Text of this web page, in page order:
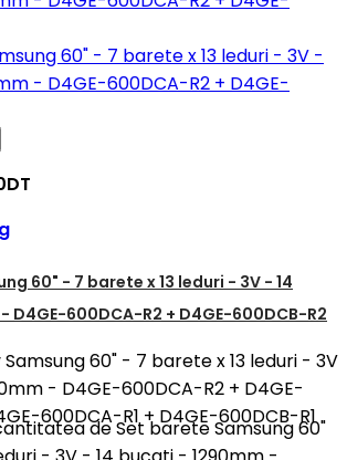
60" - 7 barete x 13 leduri - 3V - 14
D4GE-600DCA-R2 + D4GE-600DCB-R2
60" - 7 barete x 13 leduri - 3V
- D4GE-600DCA-R2 + D4GE-
600DCA-R1 + D4GE-600DCB-R1
de Set barete Samsung 60"